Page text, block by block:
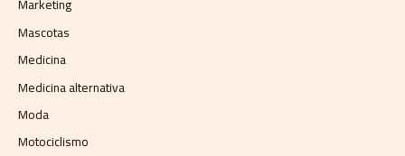
Marketing
Mascotas
Medicina
Medicina alternativa
Moda
Motociclismo